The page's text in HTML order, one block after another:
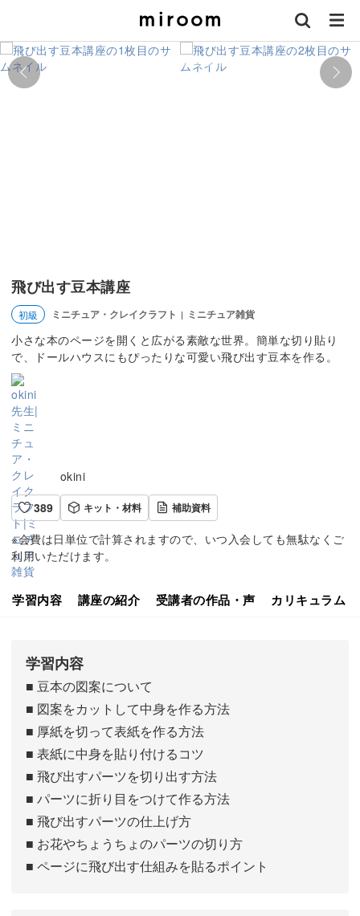
飛び出す豆本講座
初級 ミニチュア・クレイクラフト | ミニチュア雑貨
小さな本のページを開くと広がる素敵な世界。簡単な切り貼り
で、ドールハウスにもぴったりな可愛い飛び出す豆本を作る。
okini
389
キット・材料 補助資料
※会費は日単位で計算されますので、いつ入会しても無駄なくご
利用いただけます。
学習内容 講座の紹介 受講者の作品・声 カリキュラム
学習内容
■ 豆本の図案について
■ 図案をカットして中身を作る方法
■ 厚紙を切って表紙を作る方法
■ 表紙に中身を貼り付けるコツ
■ 飛び出すパーツを切り出す方法
■ パーツに折り目をつけて作る方法
■ 飛び出すパーツの仕上げ方
■ お花やちょうちょのパーツの切り方
■ ページに飛び出す仕組みを貼るポイント